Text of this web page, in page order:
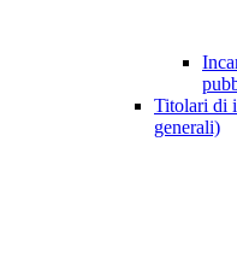
Titolari di
generali)